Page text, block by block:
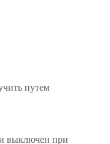
путем
выключен при